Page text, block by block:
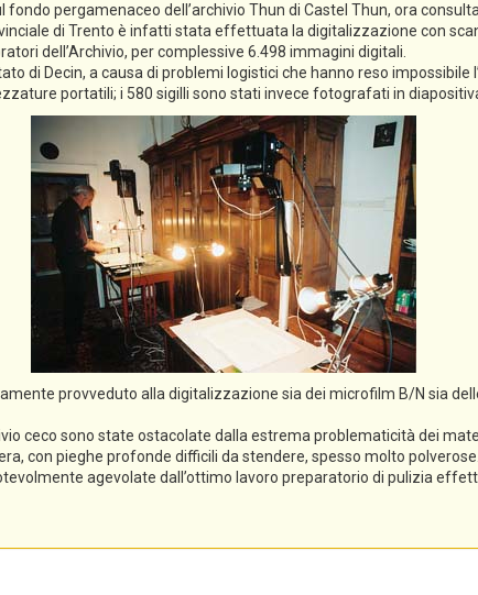
pergamenaceo dell’archivio Thun di Castel Thun, ora
di Trento è infatti stata effettuata la digitalizzazione con
dell’Archivio, per complessive 6.498 immagini digitali.
di Decin, a causa di problemi logistici che hanno reso
portatili; i 580 sigilli sono stati invece fotografati in
provveduto alla digitalizzazione sia dei microfilm B/N sia
ceco sono state ostacolate dalla estrema problematicità dei
con pieghe profonde difficili da stendere, spesso molto polverose.
agevolate dall’ottimo lavoro preparatorio di pulizia